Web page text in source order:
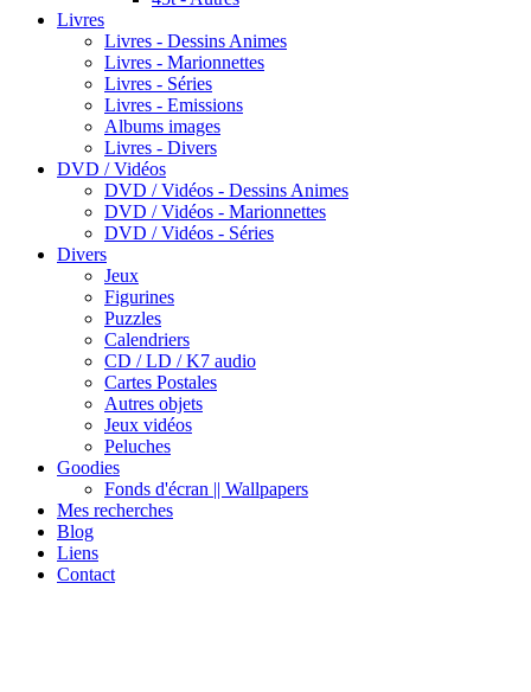
Livres
Livres - Dessins Animes
Livres - Marionnettes
Livres - Séries
Livres - Emissions
Albums images
Livres - Divers
DVD / Vidéos
DVD / Vidéos - Dessins Animes
DVD / Vidéos - Marionnettes
DVD / Vidéos - Séries
Divers
Jeux
Figurines
Puzzles
Calendriers
CD / LD / K7 audio
Cartes Postales
Autres objets
Jeux vidéos
Peluches
Goodies
Fonds d'écran || Wallpapers
Mes recherches
Blog
Liens
Contact